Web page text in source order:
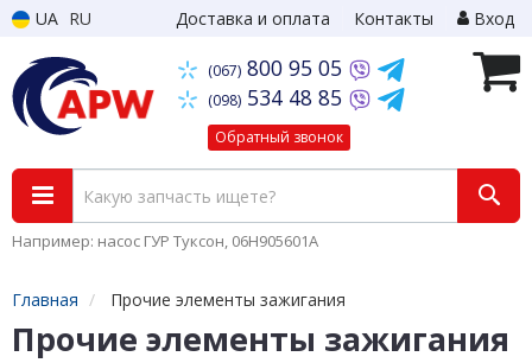
UA RU Доставка и оплата Контакты Вход
(067) 800 95 05
(098) 534 48 85
Обратный звонок
Например: насос ГУР Туксон, 06H905601A
Главная Прочие элементы зажигания
Прочие элементы зажигания